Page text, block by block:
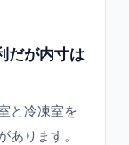
だが内寸は
と冷凍室を
あります。